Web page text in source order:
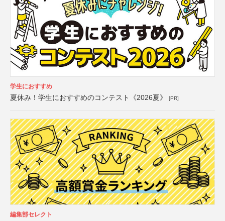
学生におすすめ
夏休み！学生におすすめのコンテスト《2026夏》 [PR]
編集部セレクト